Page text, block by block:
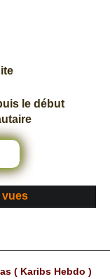
le début
vues
( Karibs Hebdo )